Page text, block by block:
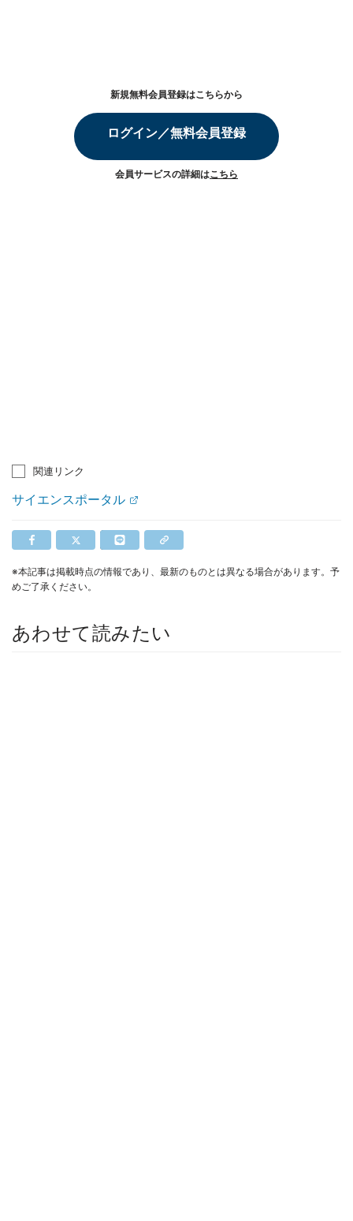
新規無料会員登録はこちらから
ログイン／無料会員登録
会員サービスの詳細はこちら
関連リンク
サイエンスポータル
※本記事は掲載時点の情報であり、最新のものとは異なる場合があります。予
めご了承ください。
あわせて読みたい